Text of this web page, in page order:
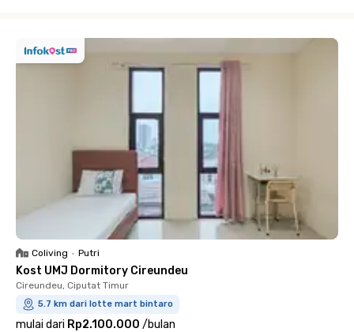
Coliving • Putri
Kost UMJ Dormitory Cireundeu
Cireundeu, Ciputat Timur
5.7 km dari lotte mart bintaro
mulai dari Rp2.100.000 /bulan